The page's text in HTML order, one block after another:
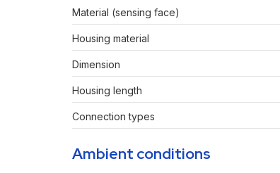
Material (sensing face)
Housing material
Dimension
Housing length
Connection types
Ambient conditions